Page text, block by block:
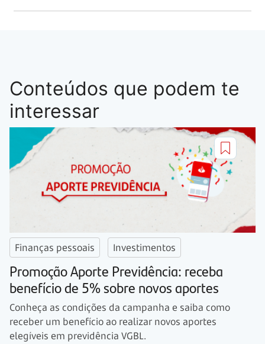
Conteúdos que podem te
interessar
Finanças pessoais Investimentos
Promoção Aporte Previdência: receba
benefício de 5% sobre novos aportes
Conheça as condições da campanha e saiba como
receber um benefício ao realizar novos aportes
elegíveis em previdência VGBL.